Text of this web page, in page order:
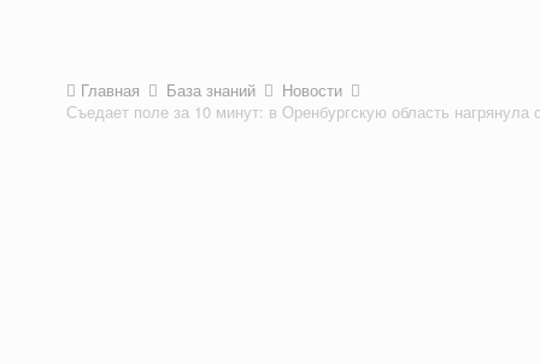
Главная База знаний Новости